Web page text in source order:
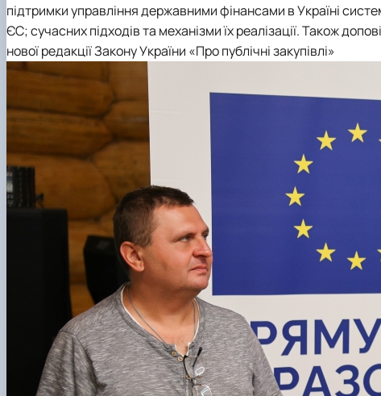
підтримки управління державними фінансами в Україні
ЄС; сучасних підходів та механізми їх реалізації. Також
нової редакції Закону України «Про публічні закупівлі»